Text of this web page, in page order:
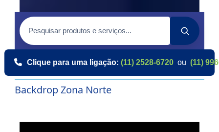
Clique para uma ligação: (11) 2528-6720 ou (11)
Backdrop Zona Norte